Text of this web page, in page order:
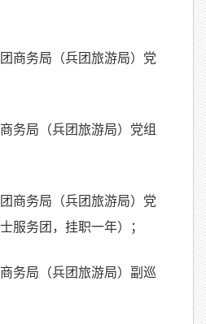
商务局（兵团旅游局）党
务局（兵团旅游局）党组
商务局（兵团旅游局）党
服务团，挂职一年）；
务局（兵团旅游局）副巡